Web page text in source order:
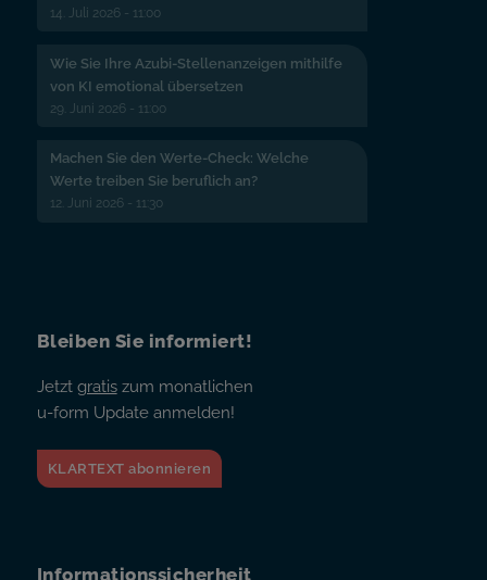
14. Juli 2026 - 11:00
Wie Sie Ihre Azubi-Stellenanzeigen mithilfe
von KI emotional übersetzen
29. Juni 2026 - 11:00
Machen Sie den Werte-Check: Welche
Werte treiben Sie beruflich an?
12. Juni 2026 - 11:30
Bleiben Sie informiert!
Jetzt gratiszum monatlichen
u-form Update anmelden!
KLARTEXT abonnieren
Informationssicherheit